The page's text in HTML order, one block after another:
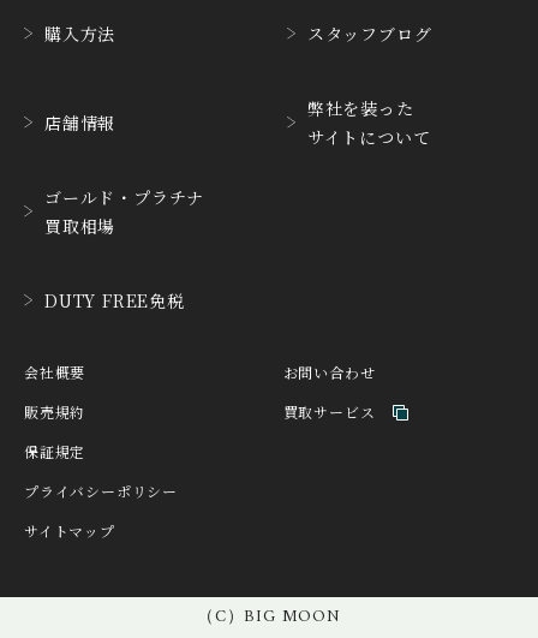
CUERVOY SOBRINOS CVSTOS
CYRUS CZAPEK
チャペック
D. DORNBLÜTH&SOH
N
D.ドルンブルート＆ゾー
DANIEL ROTH
ダニエル・ロート
DUBEY&SCHALDENBR
AND E.C.W
ー・ウォッチ
エベラール
ETERNA
ファーブル・ルーバ
FORTIS
購入方法
店舗情報
ゴールド・プラチナ
買取相場
DUTY FREE免税
スタッフブログ
弊社を装った
サイトについて
会社概要
販売規約
保証規定
プライバシーポリシー
サイトマップ
お問い合わせ
買取サービス
（C）BIG MOON